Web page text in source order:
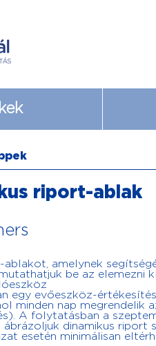
riport-ablak
amelynek
be az elemezni
egy evőeszköz-
minden nap megrendelik
A folytatásban a
dinamikus riport
esetén minimálisan